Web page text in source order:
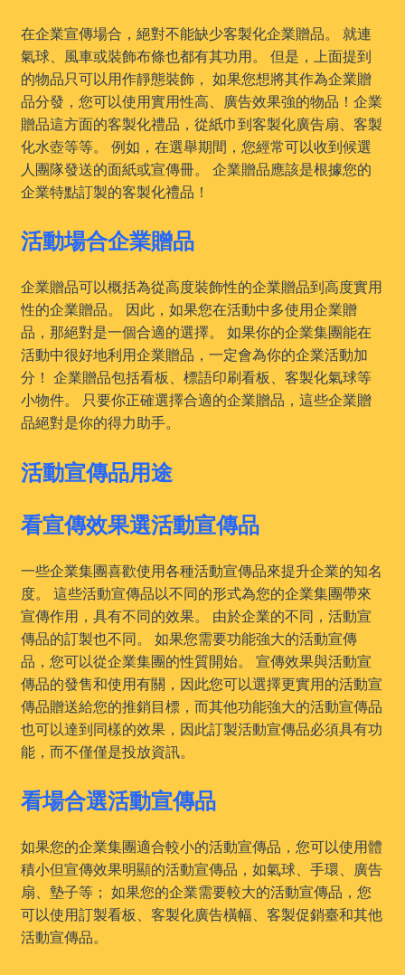
在企業宣傳場合，絕對不能缺少客製化企業贈品。 就連
氣球、風車或裝飾布條也都有其功用。 但是，上面提到
的物品只可以用作靜態裝飾， 如果您想將其作為企業贈
品分發，您可以使用實用性高、廣告效果強的物品！企業
贈品這方面的客製化禮品，從紙巾到客製化廣告扇、客製
化水壺等等。 例如，在選舉期間，您經常可以收到候選
人團隊發送的面紙或宣傳冊。 企業贈品應該是根據您的
企業特點訂製的客製化禮品！
活動場合企業贈品
企業贈品可以概括為從高度裝飾性的企業贈品到高度實用
性的企業贈品。 因此，如果您在活動中多使用企業贈
品，那絕對是一個合適的選擇。 如果你的企業集團能在
活動中很好地利用企業贈品，一定會為你的企業活動加
分！ 企業贈品包括看板、標語印刷看板、客製化氣球等
小物件。 只要你正確選擇合適的企業贈品，這些企業贈
品絕對是你的得力助手。
活動宣傳品用途
看宣傳效果選活動宣傳品
一些企業集團喜歡使用各種活動宣傳品來提升企業的知名
度。 這些活動宣傳品以不同的形式為您的企業集團帶來
宣傳作用，具有不同的效果。 由於企業的不同，活動宣
傳品的訂製也不同。 如果您需要功能強大的活動宣傳
品，您可以從企業集團的性質開始。 宣傳效果與活動宣
傳品的發售和使用有關，因此您可以選擇更實用的活動宣
傳品贈送給您的推銷目標，而其他功能強大的活動宣傳品
也可以達到同樣的效果，因此訂製活動宣傳品必須具有功
能，而不僅僅是投放資訊。
看場合選活動宣傳品
如果您的企業集團適合較小的活動宣傳品，您可以使用體
積小但宣傳效果明顯的活動宣傳品，如氣球、手環、廣告
扇、墊子等； 如果您的企業需要較大的活動宣傳品，您
可以使用訂製看板、客製化廣告橫幅、客製促銷臺和其他
活動宣傳品。